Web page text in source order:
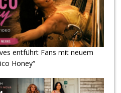
entführt Fans mit neuem
Honey“